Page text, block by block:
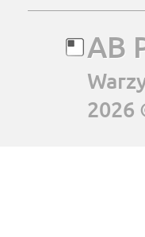
AB
2026